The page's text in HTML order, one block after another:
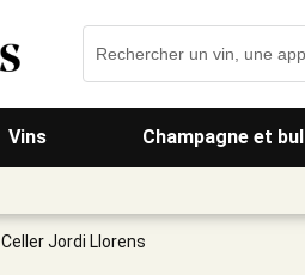
Vins Champagne et
Celler Jordi Llorens